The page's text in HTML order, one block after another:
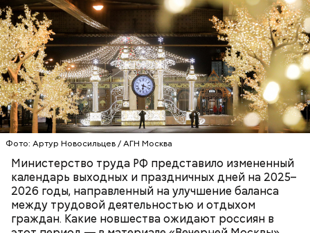
Фото: Артур Новосильцев / АГН Москва
Министерство труда РФ представило измененный
календарь выходных и праздничных дней на 2025–
2026 годы, направленный на улучшение баланса
между трудовой деятельностью и отдыхом
граждан. Какие новшества ожидают россиян в
растительное масло;
помидоры черри либо грунтовые.
беременным, кормящим женщинам;
людям с ослабленной иммунной системой;
пожилым;
детям.